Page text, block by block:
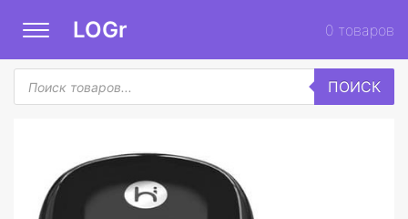
LOGr 0 товаров
Поиск
товаров
ПОИСК